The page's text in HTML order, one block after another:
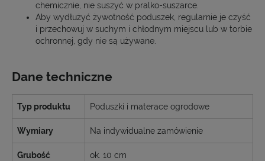
chemicznie, nie suszyć w pralko-suszarce.
Aby wydłużyć żywotność poduszek, regularnie je czyść
i przechowuj w suchym i chłodnym miejscu lub w torbie
ochronnej, gdy nie są używane.
Dane techniczne
Typ produktu Poduszki i materace ogrodowe
Wymiary Na indywidualne zamówienie
Grubość ok. 10 cm